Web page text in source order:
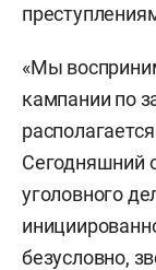
«Мы
кампании по
Сегодняшний
уголовного
безусловно,